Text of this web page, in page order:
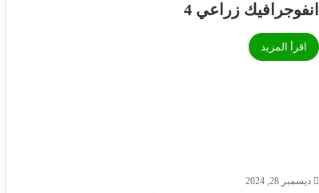
انفوجرافيك زراعي 4
اقرأ المزيد
ديسمبر 28, 2024